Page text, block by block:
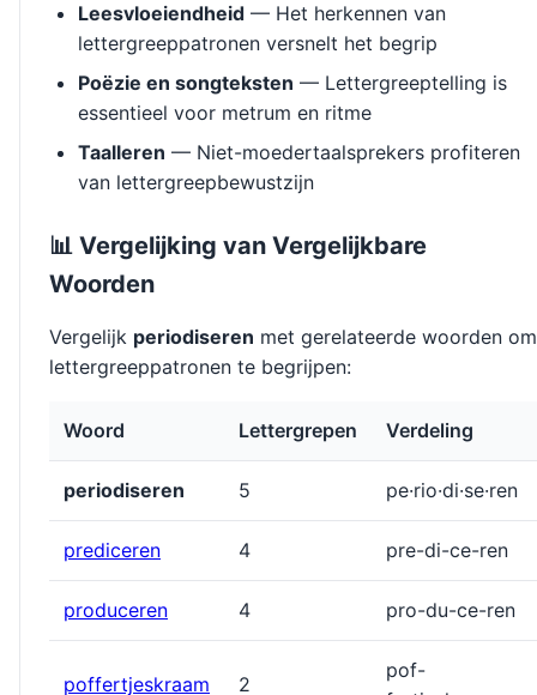
Leesvloeiendheid — Het herkennen van
lettergreeppatronen versnelt het begrip
Poëzie en songteksten — Lettergreeptelling is
essentieel voor metrum en ritme
Taalleren — Niet-moedertaalsprekers profiteren
van lettergreepbewustzijn
📊 Vergelijking van Vergelijkbare
Woorden
Vergelijk periodiseren met gerelateerde woorden om
lettergreeppatronen te begrijpen:
Woord Lettergrepen Verdeling
periodiseren 5 pe·rio·di·se·ren
prediceren 4 pre-di-ce-ren
produceren 4 pro-du-ce-ren
poffertjeskraam 2
pof-